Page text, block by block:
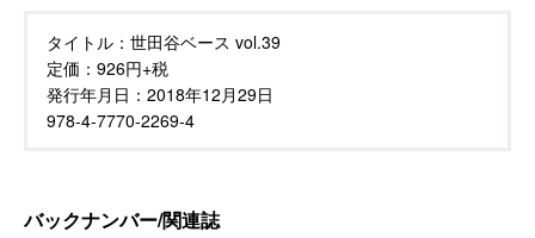
タイトル： 世田谷ベース vol.39
定価： 926円+税
発行年月日： 2018年12月29日
978-4-7770-2269-4
バックナンバー/関連誌